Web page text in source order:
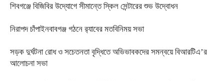
শিবগঞ্জে বিজিবির উদ্যোগে সীমান্তে স্কিল সেন্টারের শুভ উদ্বোধন
নিরাপদ চাঁপাইনবাবগঞ্জ গঠনে র‍্যাবের মতবিনিময় সভা
সড়ক দুর্ঘটনা রোধ ও সচেতনতা বৃদ্ধিতে অভিভাবকদের সমন্বয়ে বিআরটিএ’র
আলোচনা সভা